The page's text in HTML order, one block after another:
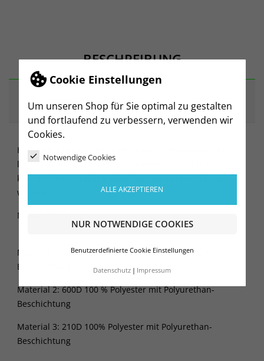
Cookie Einstellungen
Um unseren Shop für Sie optimal zu gestalten
und fortlaufend zu verbessern, verwenden wir
Cookies.
Notwendige Cookies
ALLE AKZEPTIEREN
NUR NOTWENDIGE COOKIES
Benutzerdefinierte Cookie Einstellungen
Datenschutz Impressum
BESCHREIBUNG
ARTIKELDETAILS
Hier sind alle wichtigen Utensilien untergebracht. Die
lockere Gym Tasche hat ein Volumen von 5,5 Liter und
kann perfekt mit den großen Sporttaschen kombiniert
werden.
Maße: 34x43 cm.
Material 1: 300D 100% Polyester mit Polyurethan-
Beschichtung
Material 2: 600D 100 % Polyester mit Polyurethan-
Beschichtung
Material 3: 210D 100% Polyester mit Polyurethan-
Beschichtung